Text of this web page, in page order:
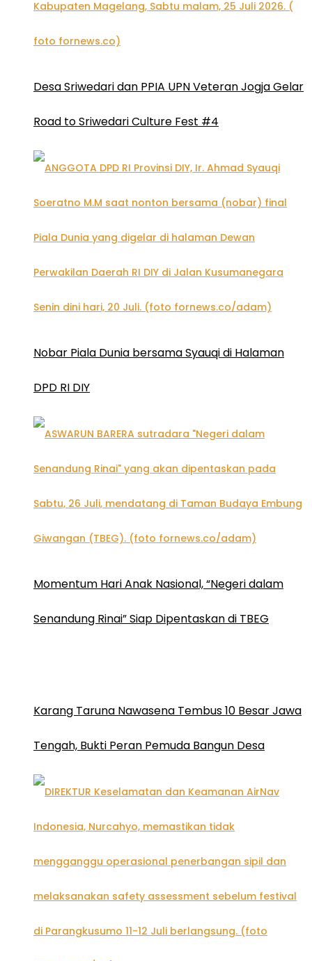
Desa Sriwedari dan PPIA UPN Veteran Jogja Gelar
Road to Sriwedari Culture Fest #4
Nobar Piala Dunia bersama Syauqi di Halaman
DPD RI DIY
Momentum Hari Anak Nasional, “Negeri dalam
Senandung Rinai” Siap Dipentaskan di TBEG
Karang Taruna Nawasena Tembus 10 Besar Jawa
Tengah, Bukti Peran Pemuda Bangun Desa